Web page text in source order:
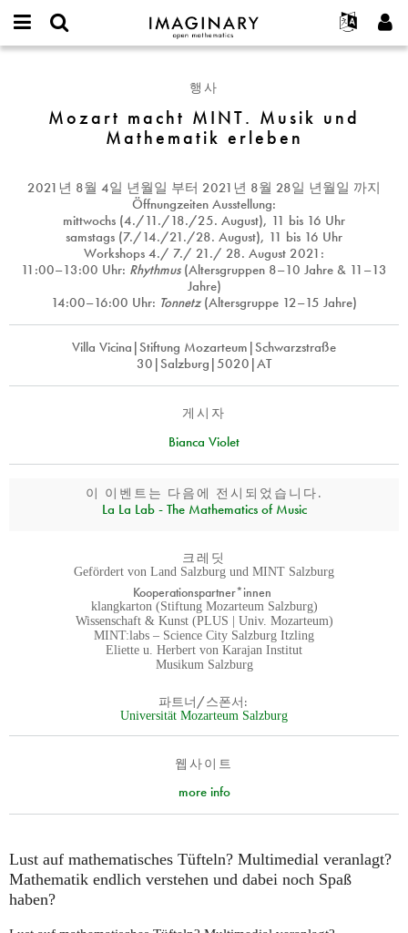
IMAGINARY
open
Français
Deutsch
한국어
Türkçe
Programs
Galleries
Hands-On
Texts
Exhibitions
나머지 보기...
프로젝트
참가하기
연락처
username
가입하기
새로운 비밀번호 요청하기
MINT.
Mathematik
erleben
행사
Mozart macht MINT. Musik und
Mathematik erleben
2021년 8월 4일 년월일 부터 2021년 8월 28일 년월일 까지
Öffnungzeiten Ausstellung:
mittwochs (4./11./18./25. August), 11 bis 16 Uhr
samstags (7./14./21./28. August), 11 bis 16 Uhr
Workshops 4./ 7./ 21./ 28. August 2021 :
11:00–13:00 Uhr: Rhythmus(Altersgruppen 8–10 Jahre & 11–13
Jahre)
14:00–16:00 Uhr: Tonnetz(Altersgruppe 12–15 Jahre)
Villa Vicina|Stiftung Mozarteum|Schwarzstraße
30|Salzburg|5020|AT
게시자
Bianca Violet
이 이벤트는 다음에 전시되었습니다.
La La Lab - The Mathematics of Music
크레딧
Gefördert von Land Salzburg und MINT Salzburg
Kooperationspartner*innen
klangkarton (Stiftung Mozarteum Salzburg)
Wissenschaft & Kunst (PLUS | Univ. Mozarteum)
MINT:labs – Science City Salzburg Itzling
Eliette u. Herbert von Karajan Institut
Musikum Salzburg
파트너/스폰서:
Universität Mozarteum Salzburg
웹사이트
more info
Lust auf mathematisches Tüfteln? Multimedial veranlagt?
Mathematik endlich verstehen und dabei noch Spaß
haben?